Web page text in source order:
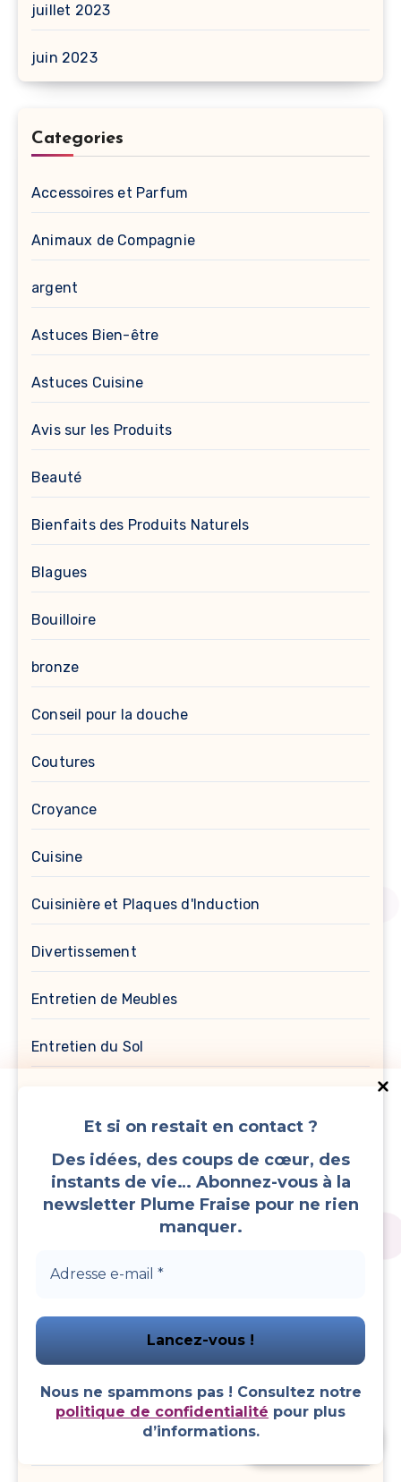
Et si on restait en contact ?
Des idées, des coups de cœur, des
instants de vie… Abonnez-vous à la
newsletter Plume Fraise pour ne rien
manquer.
Nous ne spammons pas ! Consultez notre
politique de confidentialité pour plus
d’informations.
juillet 2023
juin 2023
Categories
Accessoires et Parfum
Animaux de Compagnie
argent
Astuces Bien-être
Astuces Cuisine
Avis sur les Produits
Beauté
Bienfaits des Produits Naturels
Blagues
Bouilloire
bronze
Conseil pour la douche
Coutures
Croyance
Cuisine
Cuisinière et Plaques d'Induction
Divertissement
Entretien de Meubles
Entretien du Sol
Entretien Salle de Bain et Toilettes
Entretien Tuyaux et Canalisations
Entretien Ustensiles de Cuisine et Appareils
Entretien Vêtements et Linges
Evènements et Fêtes